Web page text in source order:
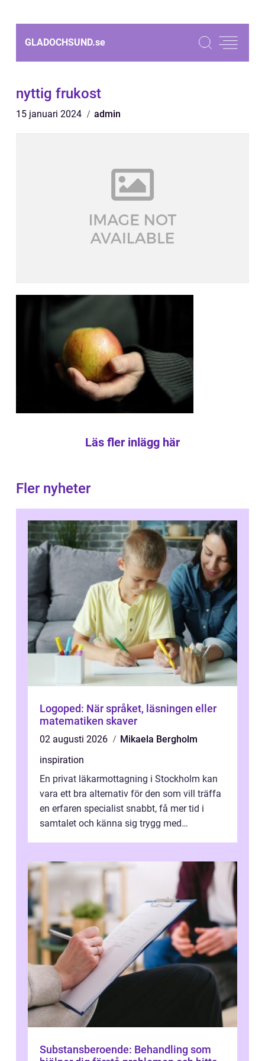
GLADOCHSUND.se
nyttig frukost
15 januari 2024 admin
Läs fler inlägg här
Fler nyheter
Logoped: När språket, läsningen eller
matematiken skaver
02 augusti 2026
Mikaela Bergholm
inspiration
En privat läkarmottagning i Stockholm kan
vara ett bra alternativ för den som vill träffa
en erfaren specialist snabbt, få mer tid i
samtalet och känna sig trygg med
Substansberoende: Behandling som